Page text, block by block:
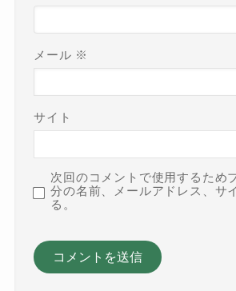
メール ※
サイト
次回のコメントで使用するため
分の名前、メールアドレス、サ
る。